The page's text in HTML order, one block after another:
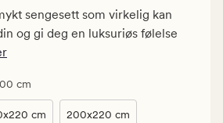
sengesett som virkelig kan
og gi deg en luksuriøs følelse
cm
cm 200x220 cm